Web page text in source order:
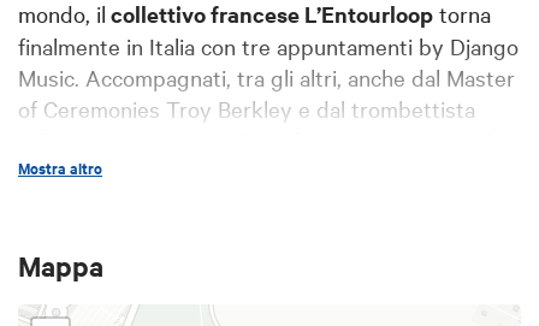
mondo, il collettivo francese L’Entourloop torna
finalmente in Italia con tre appuntamenti by Django
Music. Accompagnati, tra gli altri, anche dal Master
of Ceremonies Troy Berkley e dal trombettista
palco il loro stile inconfondibile che fonde
all’onda energetica dei loro concerti il 17 ottobre a
Bologna - Estragon Club. Questa tournée
Mostra altro
Mappa